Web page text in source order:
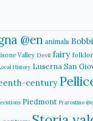
@en animals
Valley Devil fairy
History Luserna San
century
Piedmont Prarostino